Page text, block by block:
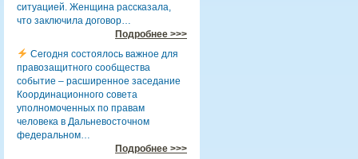
ситуацией. Женщина рассказала,
что заключила договор…
Подробнее >>>
Сегодня состоялось важное для
правозащитного сообщества
событие – расширенное заседание
Координационного совета
уполномоченных по правам
человека в Дальневосточном
федеральном…
Подробнее >>>